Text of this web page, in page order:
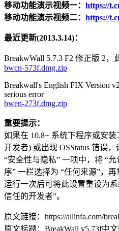
移动功能演示视频一： https://
移动功能演示视频二： https://
最近更新(2013.3.14)：
BreakwWall 5.7.3 F2 修正版 2，
bwcn-573f.dmg.zip
Breakwall's English FIX Version
serious error
bwen-273f.dmg.zip
重要提示：
如果在 10.8+ 系统下程序或安
开发者) 或出现 OSStatus 错误
“安全性与隐私” 一项中，将 “
序” 一栏选择为 “任何来源”，
运行一次后可将此设置重设为系
信任的开发者”。
原文链接：https://allinfa.com/
原文标题：BreakWall v5.73f中